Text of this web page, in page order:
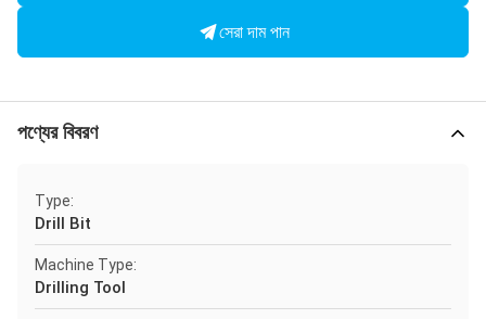
সেরা দাম পান
পণ্যের বিবরণ
Type:
Drill Bit
Machine Type:
Drilling Tool